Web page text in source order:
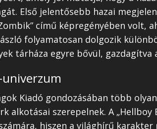
Első jelentősebb hazai
című képregényében volt,
folyamatosan dolgozik
tárháza egyre bővül,
Kiadó gondozásában több
alkotásai szerepelnek. A
hiszen a világhírű